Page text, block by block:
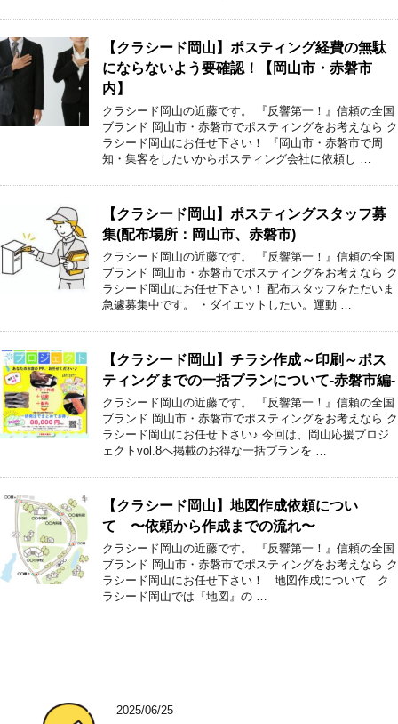
【クラシード岡山】ポスティング経費の無駄
にならないよう要確認！【岡山市・赤磐市
内】
クラシード岡山の近藤です。 『反響第一！』信頼の全国
ブランド 岡山市・赤磐市でポスティングをお考えなら ク
ラシード岡山にお任せ下さい！ 『岡山市・赤磐市で周
知・集客をしたいからポスティング会社に依頼し …
【クラシード岡山】ポスティングスタッフ募
集(配布場所：岡山市、赤磐市)
クラシード岡山の近藤です。 『反響第一！』信頼の全国
ブランド 岡山市・赤磐市でポスティングをお考えなら ク
ラシード岡山にお任せ下さい！ 配布スタッフをただいま
急遽募集中です。 ・ダイエットしたい。運動 …
【クラシード岡山】チラシ作成～印刷～ポス
ティングまでの一括プランについて-赤磐市編-
クラシード岡山の近藤です。 『反響第一！』信頼の全国
ブランド 岡山市・赤磐市でポスティングをお考えなら ク
ラシード岡山にお任せ下さい♪ 今回は、岡山応援プロジ
ェクトvol.8へ掲載のお得な一括プランを …
【クラシード岡山】地図作成依頼につい
て 〜依頼から作成までの流れ〜
クラシード岡山の近藤です。 『反響第一！』信頼の全国
ブランド 岡山市・赤磐市でポスティングをお考えなら ク
ラシード岡山にお任せ下さい！ 地図作成について ク
ラシード岡山では『地図』の …
2025/06/25